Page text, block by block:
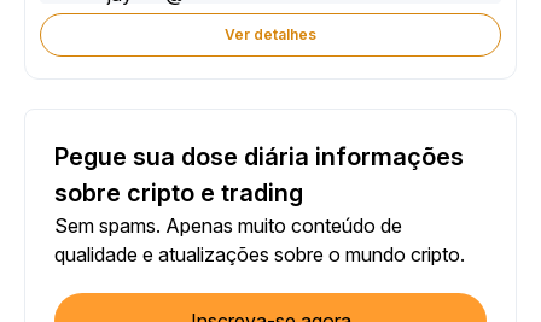
Ver detalhes
Pegue sua dose diária informações
sobre cripto e trading
Sem spams. Apenas muito conteúdo de
qualidade e atualizações sobre o mundo cripto.